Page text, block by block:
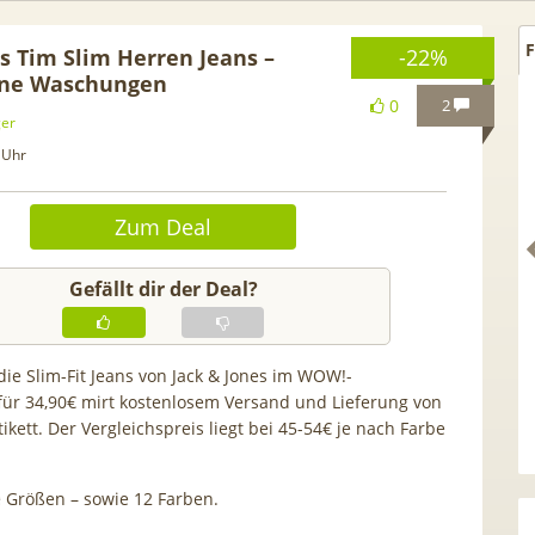
-22%
2
0
Tim Slim Herren Jeans –
Waschungen
Zum Deal
Gefällt dir der Deal?
Slim-Fit Jeans von Jack & Jones im WOW!-
34,90€ mirt kostenlosem Versand und Lieferung von
Der Vergleichspreis liegt bei 45-54€ je nach Farbe
– sowie 12 Farben.
GRATIS!] 📲 Samsung
S26 (256GB) für 169€ +
+ 50€ BONUS
50€ Wechselbonus! 🎉 50GB
Vodafone Allnet für 7,99€
| 0,00€ Anschlusskosten |